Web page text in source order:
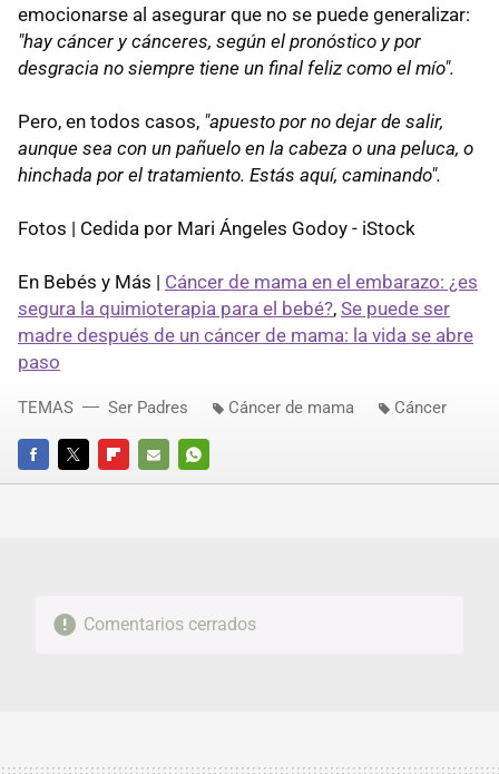
emocionarse al asegurar que no se puede generalizar:
"hay cáncer y cánceres, según el pronóstico y por
desgracia no siempre tiene un final feliz como el mío".
Pero, en todos casos, "apuesto por no dejar de salir,
aunque sea con un pañuelo en la cabeza o una peluca, o
hinchada por el tratamiento. Estás aquí, caminando".
Fotos | Cedida por Mari Ángeles Godoy - iStock
En Bebés y Más | Cáncer de mama en el embarazo: ¿es
segura la quimioterapia para el bebé?, Se puede ser
madre después de un cáncer de mama: la vida se abre
paso
FACEBOOKTWITTERFLIPBOARD
E-
WHATSAPP
TEMAS Ser Padres Cáncer de mama Cáncer
Comentarios cerrados